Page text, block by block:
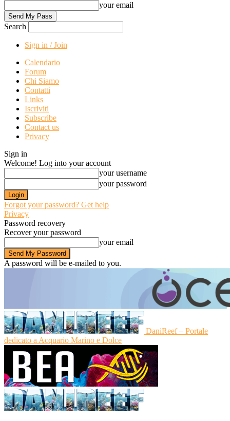
your email
Search
Sign in / Join
Calendario
Forum
Chi Siamo
Contatti
Links
Iscriviti
Subscribe
Contact us
Privacy
Sign in
Welcome! Log into your account
your username
your password
Forgot your password? Get help
Privacy
Password recovery
Recover your password
your email
A password will be e-mailed to you.
DaniReef – Portale
dedicato a Acquario Marino e Dolce